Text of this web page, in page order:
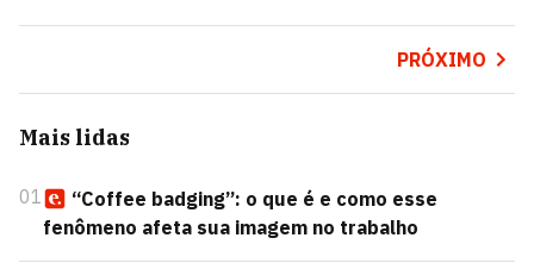
PRÓXIMO
Mais lidas
01
“Coffee badging”: o que é e como esse
fenômeno afeta sua imagem no trabalho